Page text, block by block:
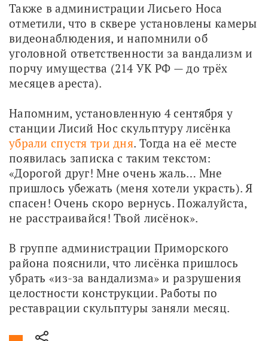
Также в администрации Лисьего Носа
отметили, что в сквере установлены камеры
видеонаблюдения, и напомнили об
уголовной ответственности за вандализм и
порчу имущества (214 УК РФ — до трёх
месяцев ареста).
Напомним, установленную 4 сентября у
убрали спустя три дня. Тогда на её месте
появилась записка с таким текстом:
«Дорогой друг! Мне очень жаль… Мне
пришлось убежать (меня хотели украсть). Я
спасен! Очень скоро вернусь. Пожалуйста,
не расстраивайся! Твой лисёнок».
В группе администрации Приморского
района пояснили, что лисёнка пришлось
убрать «из-за вандализма» и разрушения
целостности конструкции. Работы по
реставрации скульптуры заняли месяц.